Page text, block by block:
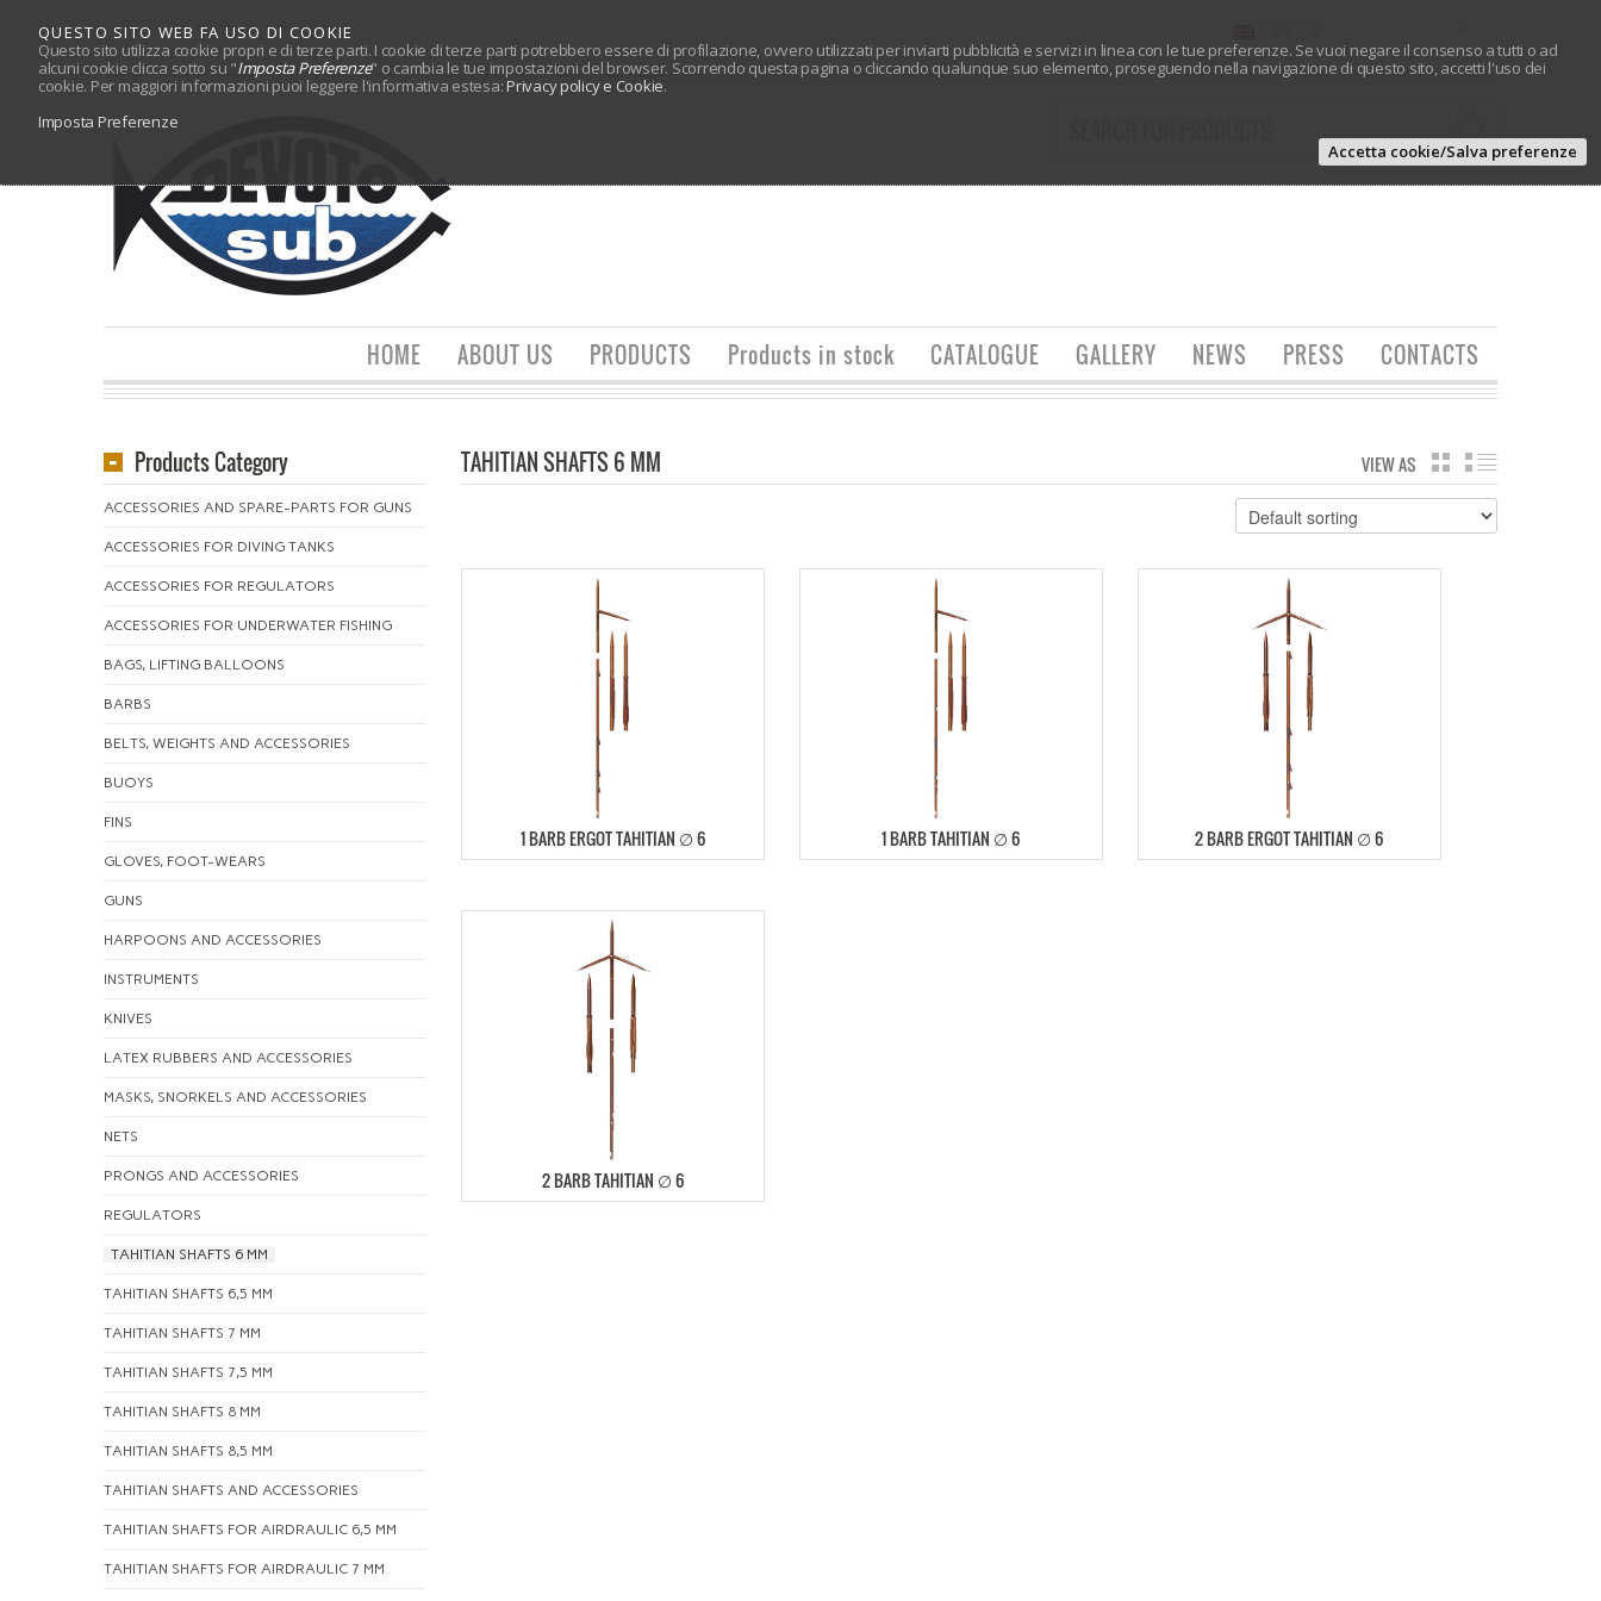
QUESTO SITO WEB FA USO DI COOKIE
Questo sito utilizza cookie propri e di terze parti. I cookie di terze parti potrebbero essere di profilazione, ovvero utilizzati per inviarti pubblicità e servizi in linea con le tue preferenze. Se vuoi negare il consenso a tutti o ad
alcuni cookie clicca sotto su "Imposta Preferenze" o cambia le tue impostazioni del browser. Scorrendo questa pagina o cliccando qualunque suo elemento, proseguendo nella navigazione di questo sito, accetti l'uso dei
cookie. Per maggiori informazioni puoi leggere l'informativa estesa: Privacy policy e Cookie.
Imposta Preferenze
Accetta cookie/Salva preferenze
HOME ABOUT US PRODUCTS Products in stock CATALOGUE GALLERY NEWS PRESS CONTACTS
TAHITIAN SHAFTS 6 MM VIEW AS GRID
1 BARB ERGOT TAHITIAN ∅ 6 1 BARB TAHITIAN ∅ 6 2 BARB ERGOT TAHITIAN ∅ 6
2 BARB TAHITIAN ∅ 6
Products Category
ACCESSORIES AND SPARE-PARTS FOR GUNS
ACCESSORIES FOR DIVING TANKS
ACCESSORIES FOR REGULATORS
ACCESSORIES FOR UNDERWATER FISHING
BAGS, LIFTING BALLOONS
BARBS
BELTS, WEIGHTS AND ACCESSORIES
BUOYS
FINS
GLOVES, FOOT-WEARS
GUNS
HARPOONS AND ACCESSORIES
INSTRUMENTS
KNIVES
LATEX RUBBERS AND ACCESSORIES
MASKS, SNORKELS AND ACCESSORIES
NETS
PRONGS AND ACCESSORIES
REGULATORS
TAHITIAN SHAFTS 6 MM
TAHITIAN SHAFTS 6,5 MM
TAHITIAN SHAFTS 7 MM
TAHITIAN SHAFTS 7,5 MM
TAHITIAN SHAFTS 8 MM
TAHITIAN SHAFTS 8,5 MM
TAHITIAN SHAFTS AND ACCESSORIES
TAHITIAN SHAFTS FOR AIRDRAULIC 6,5 MM
TAHITIAN SHAFTS FOR AIRDRAULIC 7 MM